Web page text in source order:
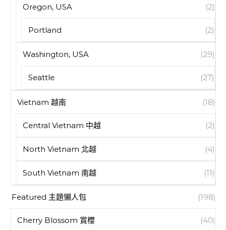
Oregon, USA (2)
Portland (2)
Washington, USA (29)
Seattle (27)
Vietnam 越南 (18)
Central Vietnam 中越 (2)
North Vietnam 北越 (4)
South Vietnam 南越 (11)
Featured 主題懶人包 (198)
Cherry Blossom 賞櫻 (40)